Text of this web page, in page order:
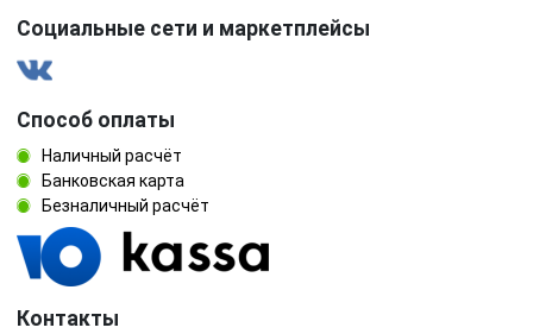
Социальные сети и маркетплейсы
Способ оплаты
Наличный расчёт
Банковская карта
Безналичный расчёт
Контакты